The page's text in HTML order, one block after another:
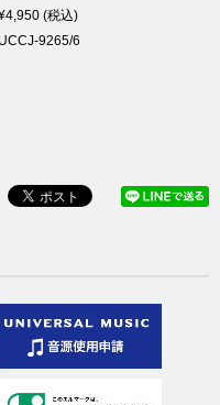
(税込)
UCCJ-9265/6